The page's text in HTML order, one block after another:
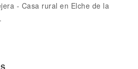
- Casa rural en Elche de la